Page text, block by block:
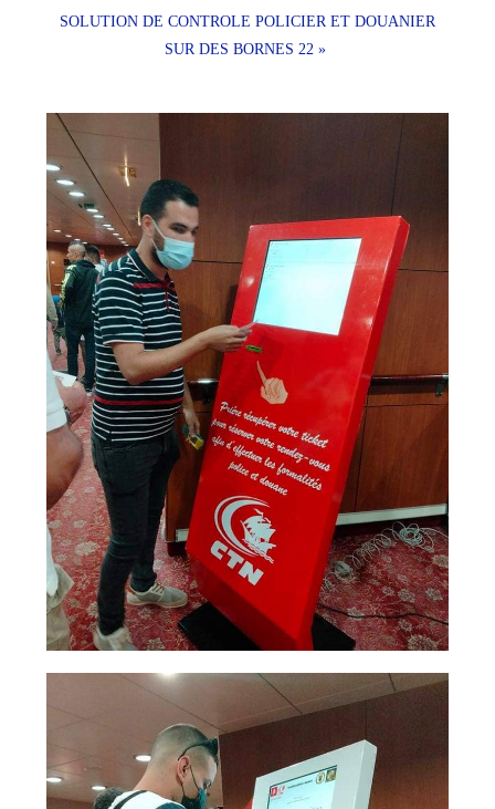
SOLUTION DE CONTROLE POLICIER ET DOUANIER
SUR DES BORNES 22 »